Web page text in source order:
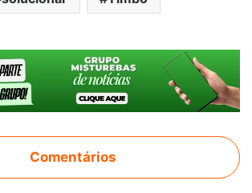
Comentários